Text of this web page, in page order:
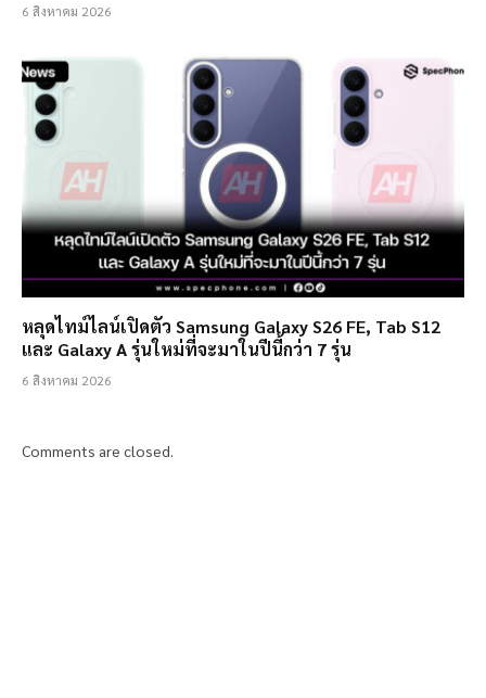
6 สิงหาคม 2026
หลุดไทม์ไลน์เปิดตัว Samsung Galaxy S26 FE, Tab S12
และ Galaxy A รุ่นใหม่ที่จะมาในปีนี้กว่า 7 รุ่น
6 สิงหาคม 2026
Comments are closed.